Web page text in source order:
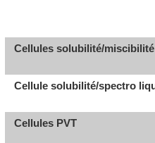
Cellules solubilité/miscibilité
Cellule solubilité/spectro
Cellules PVT